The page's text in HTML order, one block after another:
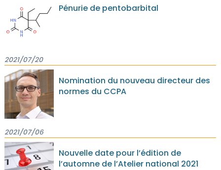
Pénurie de pentobarbital
2021/07/20
Nomination du nouveau directeur des
normes du CCPA
2021/07/06
Nouvelle date pour l’édition de
l’automne de l’Atelier national 2021